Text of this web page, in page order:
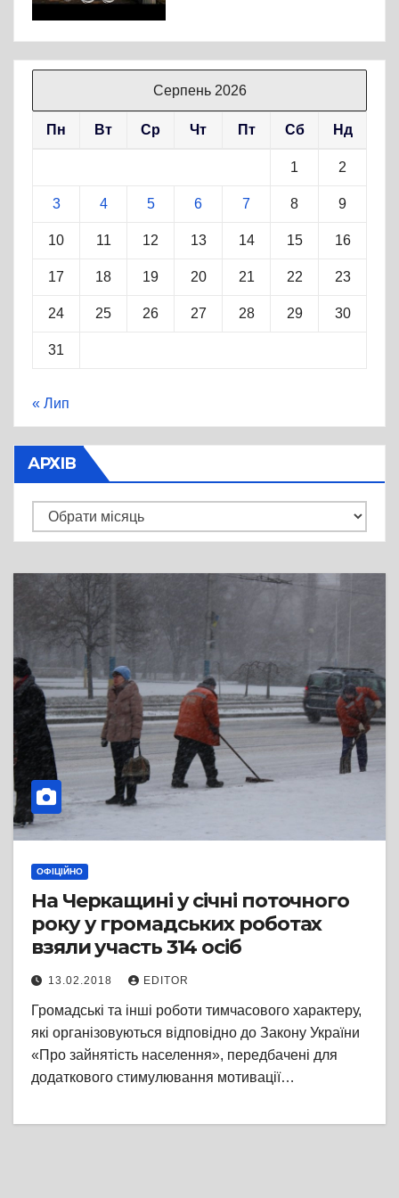
Серпень 2026
Пн Вт Ср Чт Пт Сб Нд
1 2
3 4 5 6 7 8 9
10 11 12 13 14 15 16
17 18 19 20 21 22 23
24 25 26 27 28 29 30
31
« Лип
АРХІВ
Архів
ОФІЦІЙНО
На Черкащині у січні поточного
року у громадських роботах
взяли участь 314 осіб
13.02.2018 EDITOR
Громадські та інші роботи тимчасового характеру,
які організовуються відповідно до Закону України
«Про зайнятість населення», передбачені для
додаткового стимулювання мотивації…